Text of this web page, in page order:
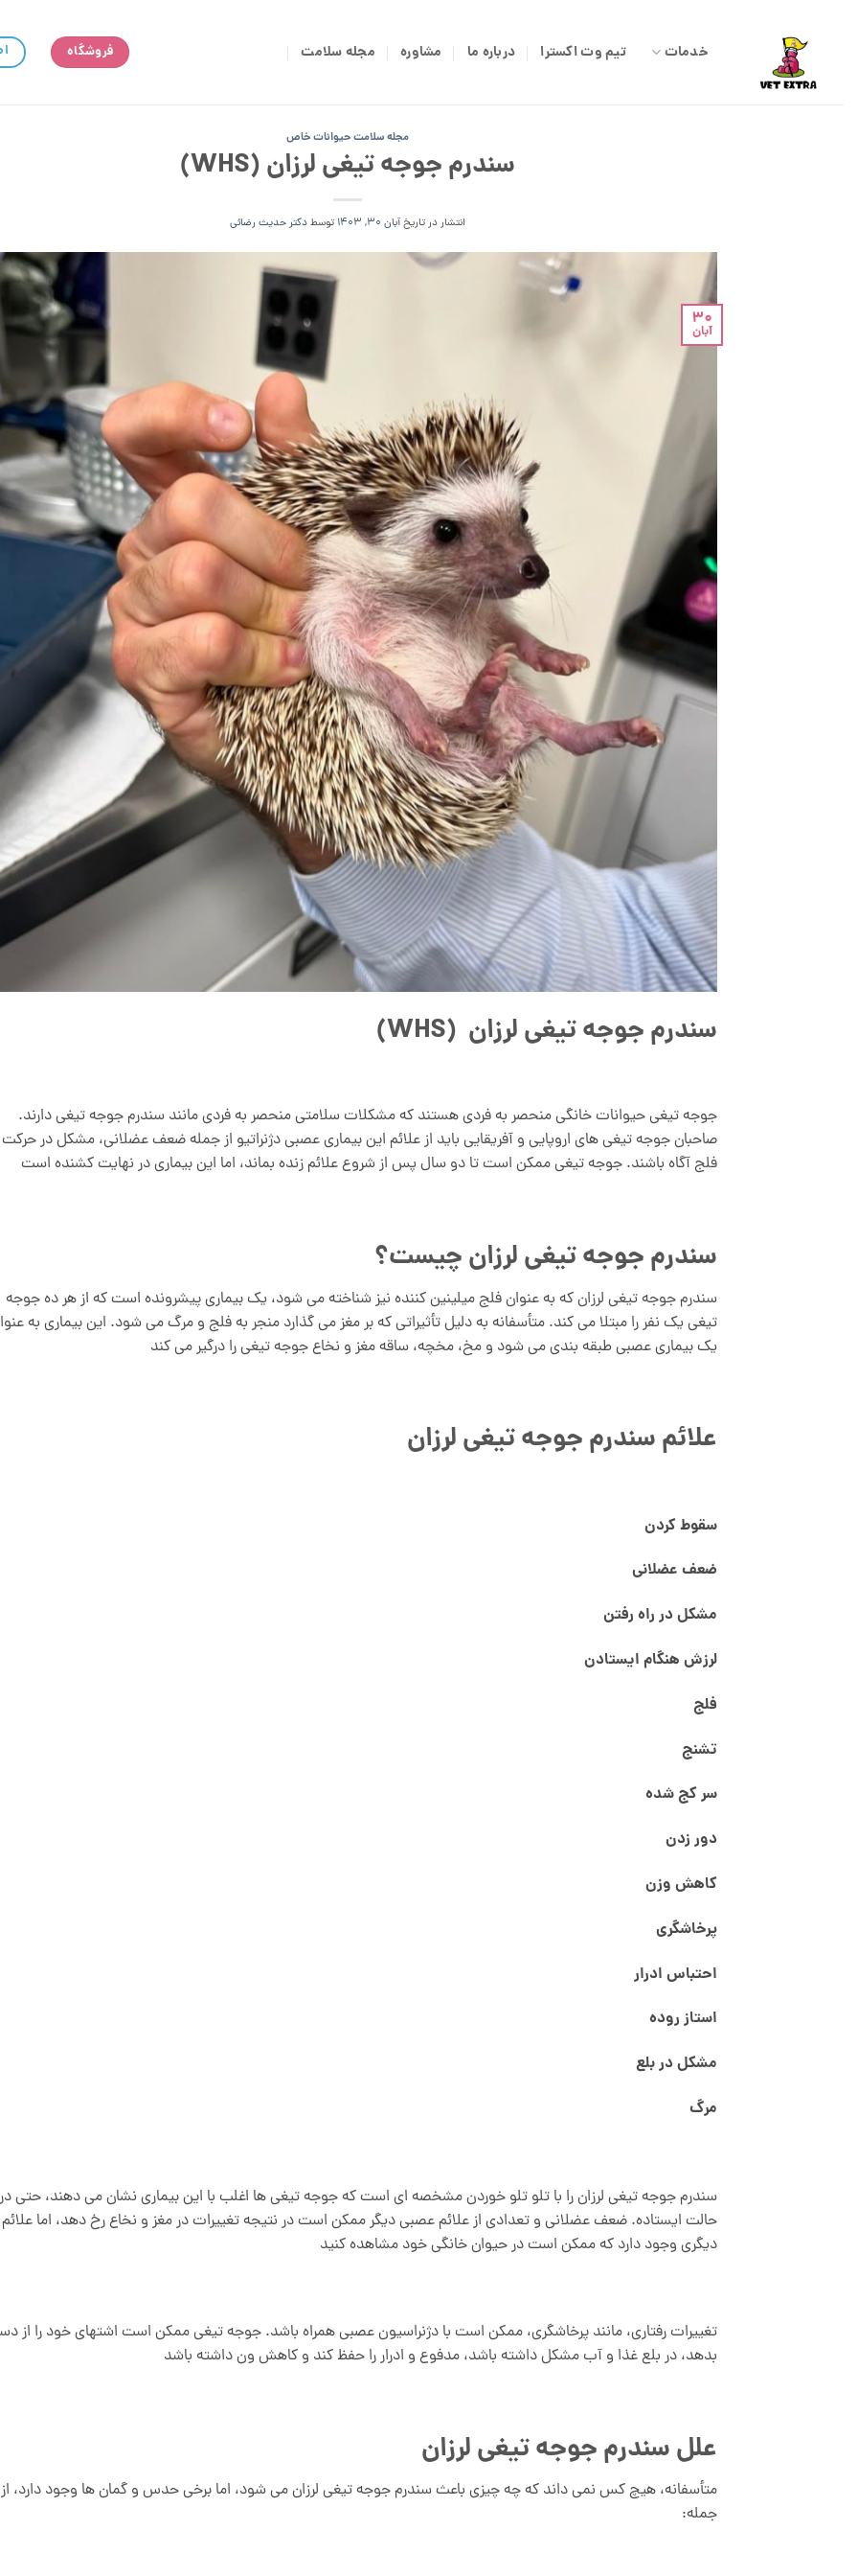
خدمات تیم وت اکسترا درباره ما مشاوره مجله سلامت فروشگاه
مجله سلامت حیوانات خاص
سندرم جوجه تیغی لرزان (WHS)
انتشار در تاریخآبان 30, 1403 توسطدکتر حدیث رضائی
30
آبان
سندرم جوجه تیغی لرزان (WHS)
جوجه تیغی حیوانات خانگی منحصر به فردی هستند که مشکلات سلامتی منحصر به فردی مانند سندرم جوجه تیغی دارند.
صاحبان جوجه تیغی های اروپایی و آفریقایی باید از علائم این بیماری عصبی دژنراتیو از جمله ضعف عضلانی، مشکل در
فلج آگاه باشند. جوجه تیغی ممکن است تا دو سال پس از شروع علائم زنده بماند، اما این بیماری در نهایت کشنده است
سندرم جوجه تیغی لرزان چیست؟
سندرم جوجه تیغی لرزان که به عنوان فلج میلینین کننده نیز شناخته می شود، یک بیماری پیشرونده است که از هر ده جوجه
تیغی یک نفر را مبتلا می کند. متأسفانه به دلیل تأثیراتی که بر مغز می گذارد منجر به فلج و مرگ می شود. این بیماری به
یک بیماری عصبی طبقه بندی می شود و مخ، مخچه، ساقه مغز و نخاع جوجه تیغی را درگیر می کند
علائم سندرم جوجه تیغی لرزان
سقوط کردن
ضعف عضلانی
مشکل در راه رفتن
لرزش هنگام ایستادن
فلج
تشنج
سر کج شده
دور زدن
کاهش وزن
پرخاشگری
احتباس ادرار
استاز روده
مشکل در بلع
مرگ
سندرم جوجه تیغی لرزان را با تلو تلو خوردن مشخصه ای است که جوجه تیغی ها اغلب با این بیماری نشان می دهند، حتی در
حالت ایستاده. ضعف عضلانی و تعدادی از علائم عصبی دیگر ممکن است در نتیجه تغییرات در مغز و نخاع رخ دهد، اما علائم
دیگری وجود دارد که ممکن است در حیوان خانگی خود مشاهده کنید
تغییرات رفتاری، مانند پرخاشگری، ممکن است با دژنراسیون عصبی همراه باشد. جوجه تیغی ممکن است اشتهای خود را از
بدهد، در بلع غذا و آب مشکل داشته باشد، مدفوع و ادرار را حفظ کند و کاهش ون داشته باشد
علل سندرم جوجه تیغی لرزان
متأسفانه، هیچ کس نمی داند که چه چیزی باعث سندرم جوجه تیغی لرزان می شود، اما برخی حدس و گمان ها وجود دارد، از
جمله: